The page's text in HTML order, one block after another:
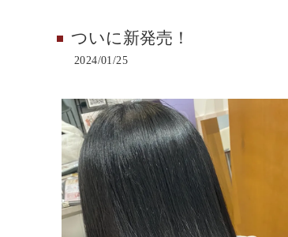
ついに新発売！
2024/01/25